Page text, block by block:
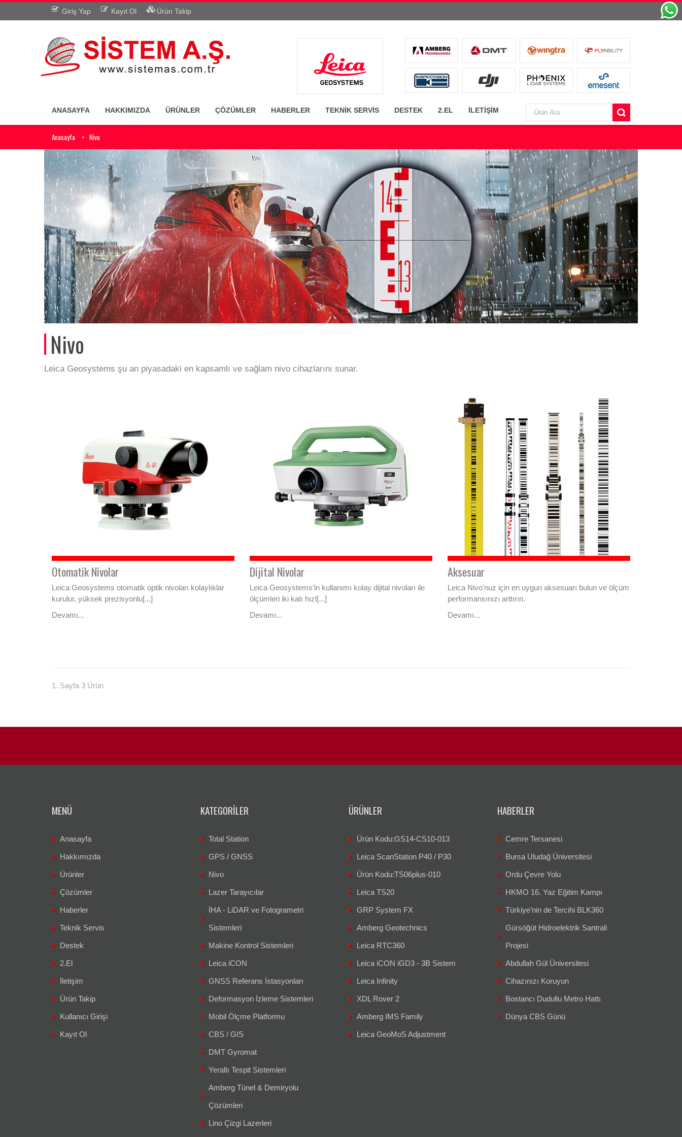
Giriş Yap Kayıt Ol Ürün Takip
ANASAYFA HAKKIMIZDA ÜRÜNLER ÇÖZÜMLER HABERLER TEKNİK SERVİS DESTEK 2.EL İLETİŞİM
Anasayfa Nivo
Nivo
Leica Geosystems şu an piyasadaki en kapsamlı ve sağlam nivo cihazlarını sunar.
Otomatik Nivolar
Leica Geosystems otomatik optik nivoları kolaylıklar
kurulur, yüksek prezisyonlu[...]
Devamı...
Dijital Nivolar
Leica Geosystems’in kullanımı kolay dijital nivoları ile
ölçümleri iki katı hızl[...]
Devamı...
Aksesuar
Leica Nivo'nuz için en uygun aksesuarı bulun ve ölçüm
performansınızı arttırın.
Devamı...
1. Sayfa 3 Ürün
MENÜ
Anasayfa
Hakkımızda
Ürünler
Çözümler
Haberler
Teknik Servis
Destek
2.El
İletişim
Ürün Takip
Kullanıcı Girişi
Kayıt Ol
KATEGORILER
Total Station
GPS / GNSS
Nivo
Lazer Tarayıcılar
İHA - LiDAR ve Fotogrametri
Sistemleri
Makine Kontrol Sistemleri
Leica iCON
GNSS Referans İstasyonları
Deformasyon İzleme Sistemleri
Mobil Ölçme Platformu
CBS / GIS
DMT Gyromat
Yeraltı Tespit Sistemleri
Amberg Tünel & Demiryolu
Çözümleri
Lino Çizgi Lazerleri
ÜRÜNLER
Ürün Kodu:GS14-CS10-013
Leica ScanStation P40 / P30
Ürün Kodu:TS06plus-010
Leica TS20
GRP System FX
Amberg Geotechnics
Leica RTC360
Leica iCON iGD3 - 3B Sistem
Leica Infinity
XDL Rover 2
Amberg IMS Family
Leica GeoMoS Adjustment
HABERLER
Cemre Tersanesi
Bursa Uludağ Üniversitesi
Ordu Çevre Yolu
HKMO 16. Yaz Eğitim Kampı
Türkiye’nin de Tercihi BLK360
Gürsöğüt Hidroelektrik Santrali
Projesi
Abdullah Gül Üniversitesi
Cihazınızı Koruyun
Bostancı Dudullu Metro Hattı
Dünya CBS Günü